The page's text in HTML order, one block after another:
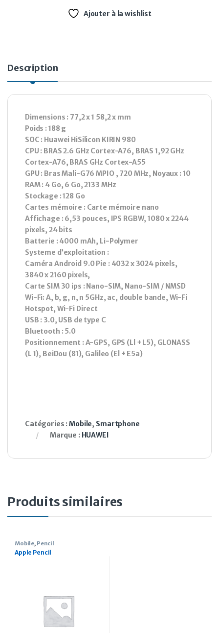
Ajouter à la wishlist
Description
Dimensions : 77,2 x 1 58,2 x mm
Poids : 188 g
SOC : Huawei HiSilicon KIRIN 980
CPU : BRAS 2.6 GHz Cortex-A76, BRAS 1,92 GHz
Cortex-A76, BRAS GHz Cortex-A55
GPU : Bras Mali-G76 MPIO , 720 MHz, Noyaux : 10
RAM : 4 Go, 6 Go, 2133 MHz
Stockage : 128 Go
Cartes mémoire : Carte mémoire nano
Affichage : 6,53 pouces, IPS RGBW, 1080 x 2244
pixels, 24 bits
Batterie : 4000 mAh, Li-Polymer
Systeme d’exploitation :
Caméra Android 9.0 Pie : 4032 x 3024 pixels,
3840 x 2160 pixels,
Carte SIM 30 ips : Nano-SIM, Nano-SIM / NMSD
Wi-Fi: A, b, g, n, n 5GHz, ac, double bande, Wi-Fi
Hotspot, Wi-Fi Direct
USB : 3.0, USB de type C
Bluetooth : 5.0
Positionnement : A-GPS, GPS (Ll + L5), GLONASS
(L 1), BeiDou (81), Galileo (El + E5a)
Catégories :Mobile, Smartphone
Marque : HUAWEI
Produits similaires
Mobile, Pencil
Apple Pencil